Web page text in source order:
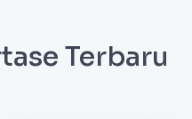
Terbaru